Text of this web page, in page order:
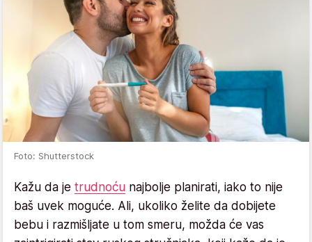
Foto: Shutterstock
Kažu da je trudnoću najbolje planirati, iako to nije
baš uvek moguće. Ali, ukoliko želite da dobijete
bebu i razmišljate u tom smeru, možda će vas